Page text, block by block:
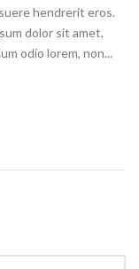
hendrerit eros.
dolor sit amet,
odio lorem, non...